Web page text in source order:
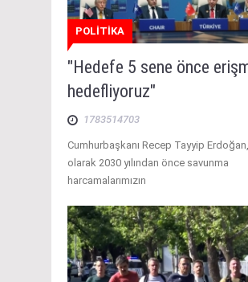
POLİTİKA
"Hedefe 5 sene önce
hedefliyoruz"
1783514703
Cumhurbaşkanı Recep Tayyip
olarak 2030 yılından önce savunma
harcamalarımızın